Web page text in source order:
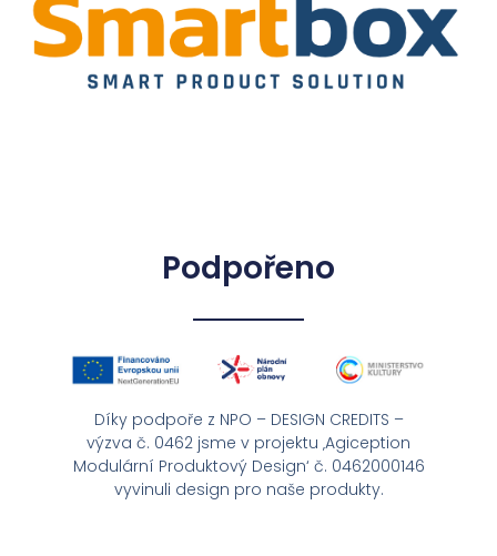
Podpořeno
Díky podpoře z NPO – DESIGN CREDITS –
výzva č. 0462 jsme v projektu ‚Agiception
Modulární Produktový Design‘ č. 0462000146
vyvinuli design pro naše produkty.